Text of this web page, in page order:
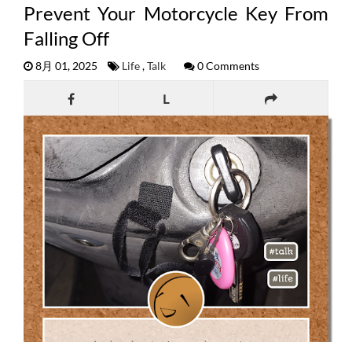
Prevent Your Motorcycle Key From
Falling Off
8月 01, 2025 Life,Talk 0 Comments
L